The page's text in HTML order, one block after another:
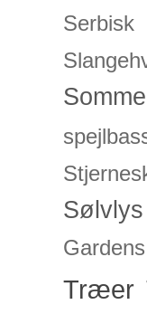
Serbisk
Sølvlys
Gardens
Træer